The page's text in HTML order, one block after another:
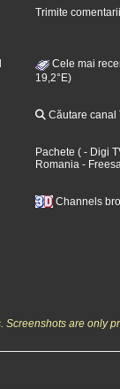
Trimite
Cele mai
19,2°E)
Căutare canal
Pachete (- Digi
Romania -
Channels
are only